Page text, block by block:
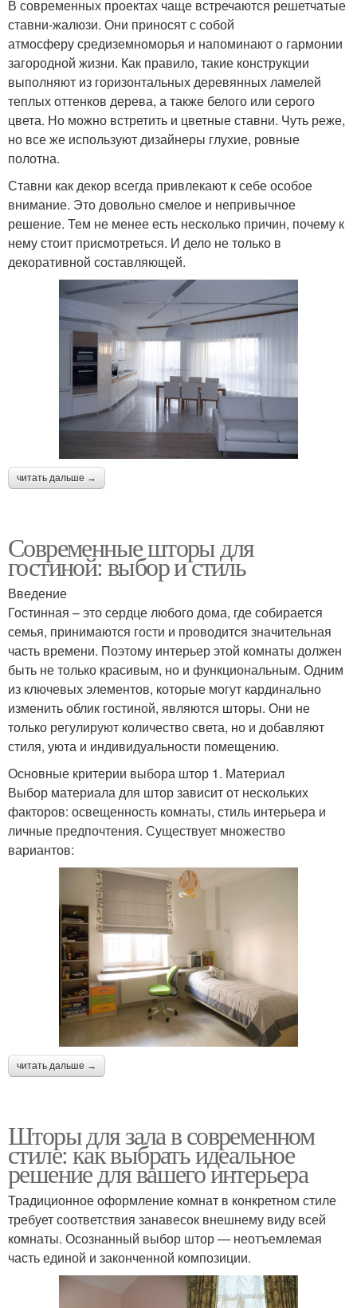
В современных проектах чаще встречаются решетчатые
ставни-жалюзи. Они приносят с собой
атмосферу средиземноморья и напоминают о гармонии
загородной жизни. Как правило, такие конструкции
выполняют из горизонтальных деревянных ламелей
теплых оттенков дерева, а также белого или серого
цвета. Но можно встретить и цветные ставни. Чуть реже,
но все же используют дизайнеры глухие, ровные
полотна.
Ставни как декор всегда привлекают к себе особое
внимание. Это довольно смелое и непривычное
решение. Тем не менее есть несколько причин, почему к
нему стоит присмотреться. И дело не только в
декоративной составляющей.
читать дальше →
Современные шторы для
гостиной: выбор и стиль
Введение
Гостинная – это сердце любого дома, где собирается
семья, принимаются гости и проводится значительная
часть времени. Поэтому интерьер этой комнаты должен
быть не только красивым, но и функциональным. Одним
из ключевых элементов, которые могут кардинально
изменить облик гостиной, являются шторы. Они не
только регулируют количество света, но и добавляют
стиля, уюта и индивидуальности помещению.
Основные критерии выбора штор 1. Материал
Выбор материала для штор зависит от нескольких
факторов: освещенность комнаты, стиль интерьера и
личные предпочтения. Существует множество
вариантов:
читать дальше →
Шторы для зала в современном
стиле: как выбрать идеальное
решение для вашего интерьера
Традиционное оформление комнат в конкретном стиле
требует соответствия занавесок внешнему виду всей
комнаты. Осознанный выбор штор — неотъемлемая
часть единой и законченной композиции.